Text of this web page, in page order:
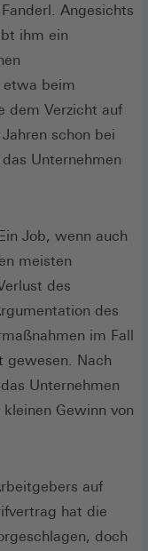
Angesichts
ihm ein
etwa beim
dem Verzicht auf
schon bei
Unternehmen
Job, wenn auch
meisten
des
des
im Fall
gewesen. Nach
Unternehmen
Gewinn von
auf
hat die
doch